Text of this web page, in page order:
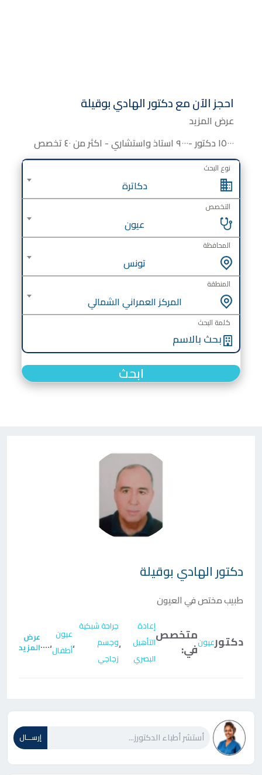
احجز الآن معدكتورالهادي بوقيلة
عرض المزيد
١٥٠٠٠ دكتور -٩٠٠٠ استاذ واستشاري - اكثر من ٤٠ تخصص
نوع البحث
دكاترة
التخصص
عيون
المحافظة
تونس
المنطقة
المركز العمراني الشمالي
كلمة البحث
ابحث
دكتور الهادي بوقيلة
طبيب مختص في العيون
دكتورعيونمتخصص
في:
إعادة
التأهيل
البصري
،
جراحة شبكية
وجسم
زجاجي
،
عيون
أطفال،....عرض
المزيد
إرســـال